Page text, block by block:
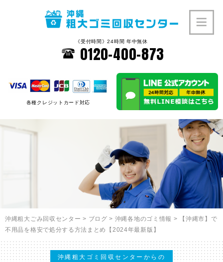
《受付時間》24時間 年中無休
0120-400-873
各種クレジットカード対応
沖縄粗大ごみ回収センター > ブログ > 沖縄各地のゴミ情報 >
【沖縄市】で
不用品を格安で処分する方法まとめ【2024年最新版】
沖縄粗大ゴミ回収センターからの